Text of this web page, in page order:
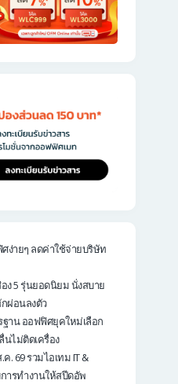
ง่ายๆ ลดค่าใช้จ่ายบริษัท
ง 5 รุ่นยอดนิยม นั่งสบาย
ผ่อนลงตัว
ฐาน ออฟฟิศยุคใหม่เลือก
ไม่ติดเครื่อง
. 69 รวมไอเทม IT &
ารทำงานให้สปีดอัพ